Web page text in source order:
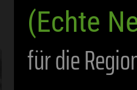
(Echte
für die